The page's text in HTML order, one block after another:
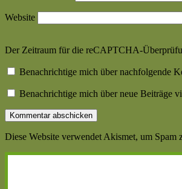
Website
Der Zeitraum für die reCAPTCHA-
Benachrichtige mich über nachfolgende
Benachrichtige mich über neue Beiträge
Diese Website verwendet Akismet, um Spam
Haupt-